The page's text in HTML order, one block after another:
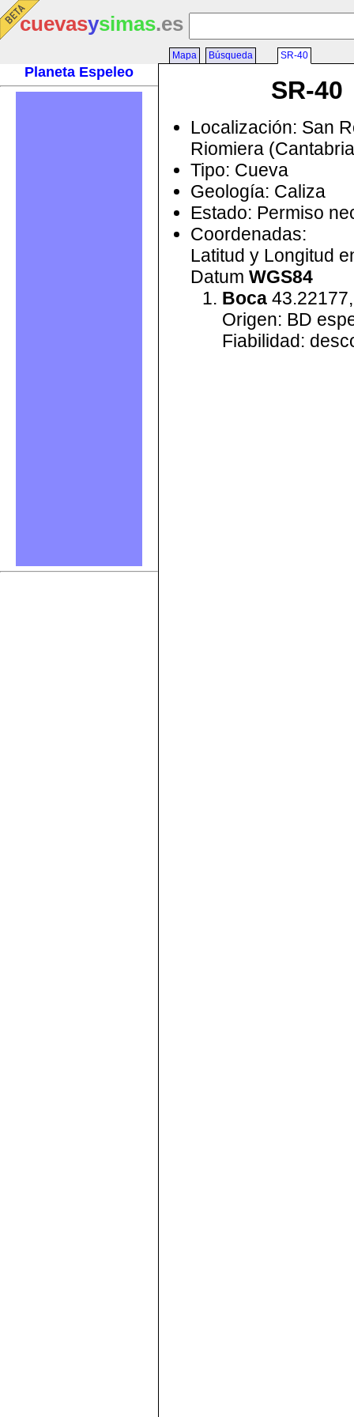
cuevasysimas.es
Planeta Espeleo
Mapa Búsqueda SR-40
SR-40
Localización: San
Riomiera
Tipo: Cueva
Geología: Caliza
Estado: Permiso
Coordenadas:
Latitud y Longitud
Datum WGS84
Boca
Origen: BD
Fiabilidad: